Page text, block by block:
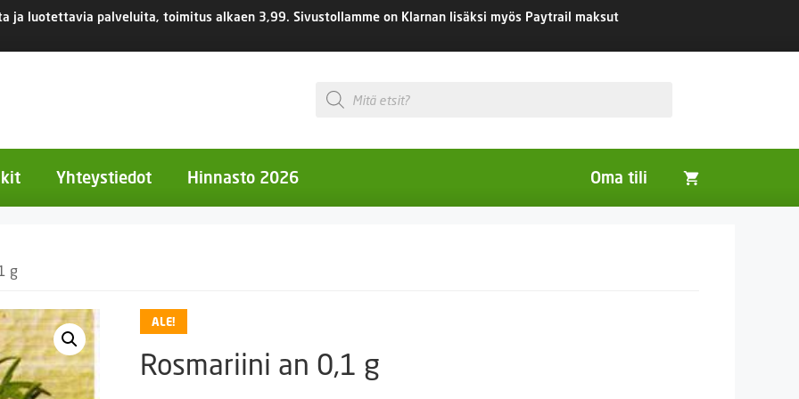
ja luotettavia palveluita, toimitus alkaen 3,99. Sivustollamme on Klarnan lisäksi myös Paytrail maksut
Products
search
kukat
kukat
Yhteystiedot Hinnasto 2026 Oma tili
g
ALE!
Rosmariini an 0,1 g